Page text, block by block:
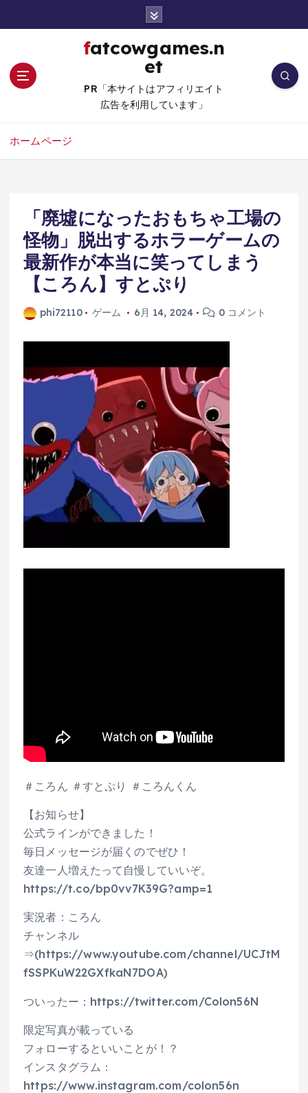
fatcowgames.n
et
PR「本サイトはアフィリエイト
広告を利用しています」
ホームページ
「廃墟になったおもちゃ工場の
怪物」脱出するホラーゲームの
最新作が本当に笑ってしまう
【ころん】すとぷり
phi72110 ゲーム 6月 14, 2024 0 コメント
＃ころん ＃すとぷり ＃ころんくん
【お知らせ】
公式ラインができました！
毎日メッセージが届くのでぜひ！
友達一人増えたって自慢していいぞ。
https://t.co/bp0vv7K39G?amp=1
実況者：ころん
チャンネル
⇒(https://www.youtube.com/channel/UCJtM
fSSPKuW22GXfkaN7DOA)
ついったー：https://twitter.com/Colon56N
限定写真が載っている
フォローするといいことが！？
インスタグラム：
https://www.instagram.com/colon56n